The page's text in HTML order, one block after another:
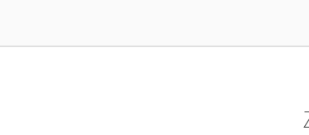
Herausgeber/-in